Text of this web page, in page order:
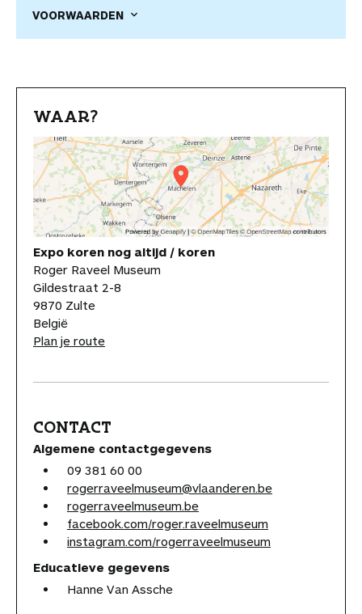
VOORWAARDEN
WAAR?
Expo koren nog altijd / koren
Roger Raveel Museum
Gildestraat 2-8
9870 Zulte
België
Plan je route
CONTACT
Algemene contactgegevens
09 381 60 00
rogerraveelmuseum@vlaanderen.be
rogerraveelmuseum.be
facebook.com/roger.raveelmuseum
instagram.com/rogerraveelmuseum
Educatieve gegevens
Hanne Van Assche